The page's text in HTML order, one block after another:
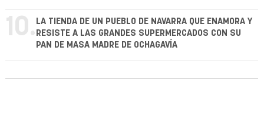
10. LA TIENDA DE UN PUEBLO DE NAVARRA QUE ENAMORA Y
RESISTE A LAS GRANDES SUPERMERCADOS CON SU
PAN DE MASA MADRE DE OCHAGAVÍA